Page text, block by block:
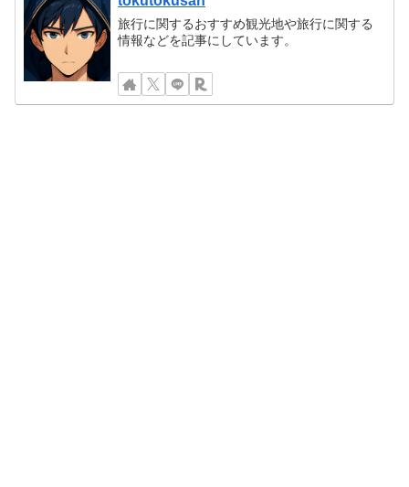
旅行に関するおすすめ観光地や旅行に関する
情報などを記事にしています。